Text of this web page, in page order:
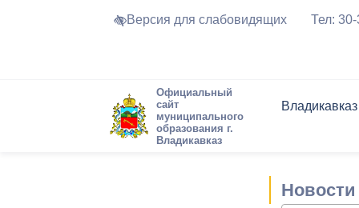
Версия для слабовидящих Тел:
Официальный
сайт
муниципального
образования г.
Владикавказ
Владикавказ
Устав города
Торги и
Новости